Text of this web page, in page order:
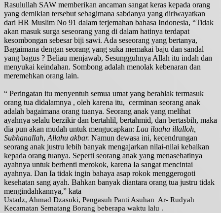
Rasulullah SAW memberikan ancaman sangat keras kepada orang
yang demikian tersebut sebagimana sabdanya yang diriwayatkan
dari HR Muslim No 91 dalam terjemahan bahasa Indonesia, “Tidak
akan masuk surga seseorang yang di dalam hatinya terdapat
kesombongan sebesar biji sawi. Ada seseorang yang bertanya,
Bagaimana dengan seorang yang suka memakai baju dan sandal
yang bagus ? Beliau menjawab, Sesungguhnya Allah itu indah dan
menyukai keindahan. Sombong adalah menolak kebenaran dan
meremehkan orang lain.
“ Peringatan itu menyentuh semua umat yang berahlak termasuk
orang tua didalamnya , oleh karena itu, cerminan seorang anak
adalah bagaimana orang tuanya. Seorang anak yang melihat
ayahnya selalu berzikir dan bertahlil, bertahmid, dan bertasbih, maka
dia pun akan mudah untuk mengucapkan: Laa ilaaha illalloh,
Subhanallah, Allahu akbar. Namun dewasa ini, kecendrungan
seorang anak justru lebih banyak mengajarkan nilai-nilai kebaikan
kepada orang tuanya. Seperti seorang anak yang menasehatinya
ayahnya untuk berhenti merokok, karena Ia sangat mencintai
ayahnya. Dan Ia tidak ingin bahaya asap rokok menggerogoti
kesehatan sang ayah. Bahkan banyak diantara orang tua justru tidak
mengindahkannya,” kata
Ustadz, Ahmad Dzasuki, Pengasuh Panti Asuhan Ar- Rudyah
Kecamatan Sematang Borang beberapa waktu lalu .